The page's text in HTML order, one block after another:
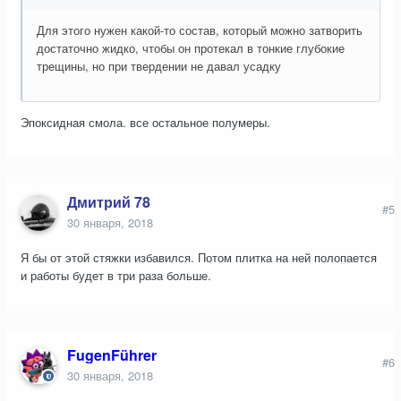
Для этого нужен какой-то состав, который можно затворить
достаточно жидко, чтобы он протекал в тонкие глубокие
трещины, но при твердении не давал усадку
Эпоксидная смола. все остальное полумеры.
Дмитрий 78
30 января, 2018
#5
Я бы от этой стяжки избавился. Потом плитка на ней полопается
и работы будет в три раза больше.
FugenFührer
30 января, 2018
#6